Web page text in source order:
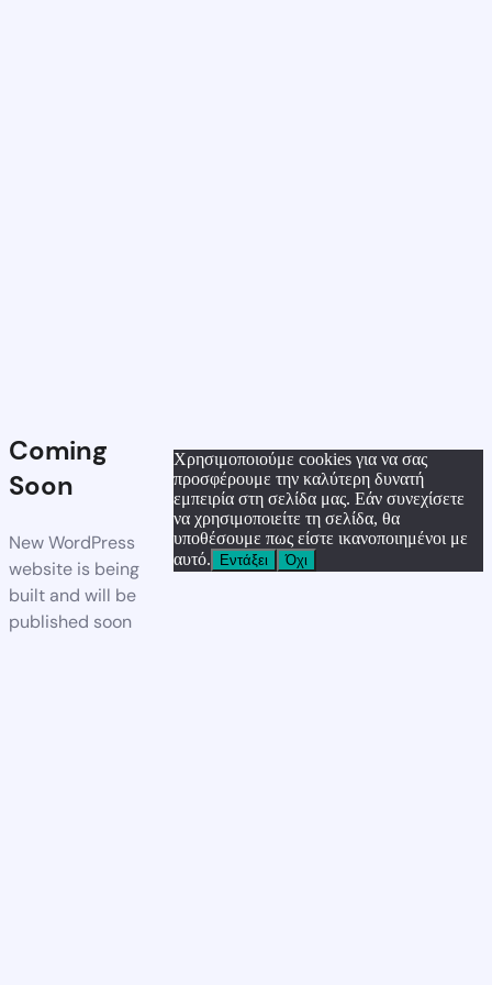
Coming
Soon
New WordPress
website is being
built and will be
published soon
Χρησιμοποιούμε cookies για να σας
προσφέρουμε την καλύτερη δυνατή
εμπειρία στη σελίδα μας. Εάν συνεχίσετε
να χρησιμοποιείτε τη σελίδα, θα
υποθέσουμε πως είστε ικανοποιημένοι με
αυτό.
Εντάξει Όχι